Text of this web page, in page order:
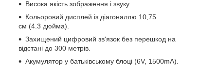
Висока якість зображення і звуку.
Кольоровий дисплей із діагоналлю 10,75
см (4.3 дюйма).
Захищений цифровий зв'язок без перешкод на
відстані до 300 метрів.
Акумулятор у батьківському блоці (6V, 1500mA).